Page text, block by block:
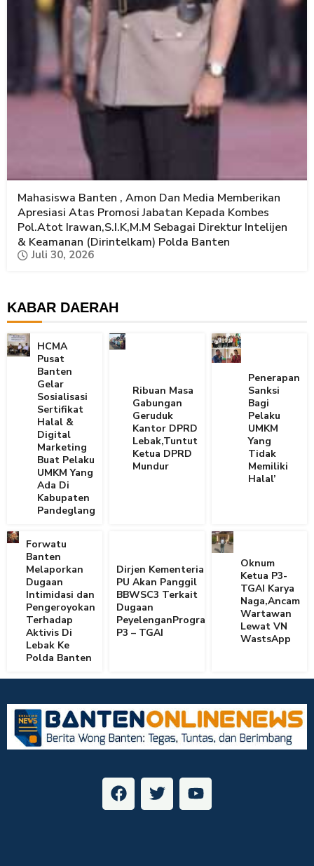
Mahasiswa Banten , Amon Dan Media Memberikan
Apresiasi Atas Promosi Jabatan Kepada Kombes
Pol.Atot Irawan,S.I.K,M.M Sebagai Direktur Intelijen
& Keamanan (Dirintelkam) Polda Banten
Juli 30, 2026
KABAR DAERAH
HCMA
Pusat
Banten
Gelar
Sosialisasi
Sertifikat
Halal &
Digital
Marketing
Buat Pelaku
UMKM Yang
Ada Di
Kabupaten
Pandeglang
Ribuan Masa
Gabungan
Geruduk
Kantor DPRD
Lebak,Tuntut
Ketua DPRD
Mundur
Penerapan
Sanksi
Bagi
Pelaku
UMKM
Yang
Tidak
Memiliki
Halal’
Forwatu
Banten
Melaporkan
Dugaan
Intimidasi dan
Pengeroyokan
Terhadap
Aktivis Di
Lebak Ke
Polda Banten
Dirjen Kementerian
PU Akan Panggil
BBWSC3 Terkait
Dugaan
PeyelenganProgram
P3 – TGAI
Oknum
Ketua P3-
TGAI Karya
Naga,Ancam
Wartawan
Lewat VN
WastsApp